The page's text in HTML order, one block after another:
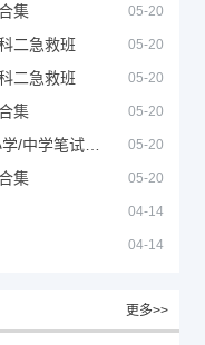
集 05-20
二急救班 05-20
二急救班 05-20
集 05-20
05-20
集 05-20
04-14
04-14
更多>>